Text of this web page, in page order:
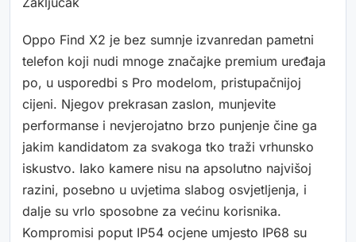
Oppo Find X2 je bez sumnje izvanredan pametni
telefon koji nudi mnoge značajke premium uređaja
po, u usporedbi s Pro modelom, pristupačnijoj
cijeni. Njegov prekrasan zaslon, munjevite
performanse i nevjerojatno brzo punjenje čine ga
jakim kandidatom za svakoga tko traži vrhunsko
iskustvo. Iako kamere nisu na apsolutno najvišoj
razini, posebno u uvjetima slabog osvjetljenja, i
dalje su vrlo sposobne za većinu korisnika.
Kompromisi poput IP54 ocjene umjesto IP68 su